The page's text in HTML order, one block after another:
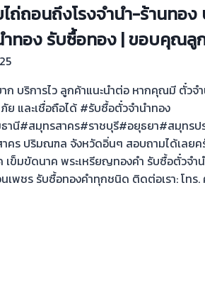
ถ่ถอนถึงโรงจำนำ-ร้านทอ
ทอง รับซื้อทอง | ขอบคุณลู
ก บริการไว ลูกค้าแนะนำต่อ หากคุณมี ตั๋วจ
ย และเชื่อถือได้ #รับซื้อตั๋วจำนำทอง
#สมุทรสาคร#ราชบุรี#อยุธยา#สมุทรป
คร ปริมณฑล จังหวัดอิ่นๆ สอบถามได้เลย
ข็มขัดนาค พระเหรียญทองคำ รับซื้อตั๋วจำ
เพชร รับซื้อทองคำทุกชนิด ติดต่อเรา: โท